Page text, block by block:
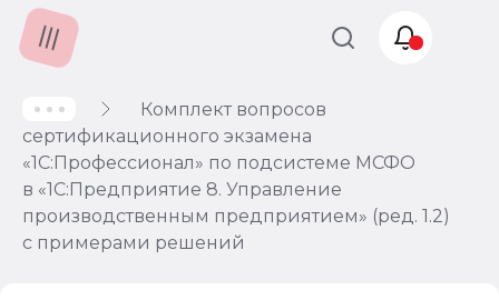
Комплект вопросов
сертификационного экзамена
«1С:Профессионал» по подсистеме МСФО
в «1С:Предприятие 8. Управление
производственным предприятием» (ред. 1.2)
с примерами решений
Учет и
налогообложение
Автоматизация